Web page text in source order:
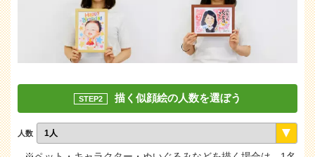
STEP2 描く似顔絵の人数を選ぼう
人数